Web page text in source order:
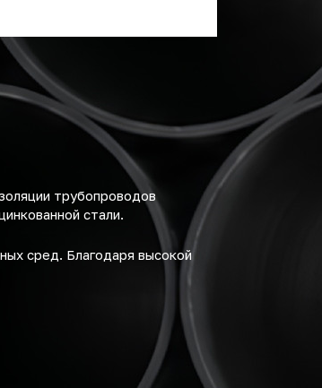
трубопроводов
стали.
сред. Благодаря высокой